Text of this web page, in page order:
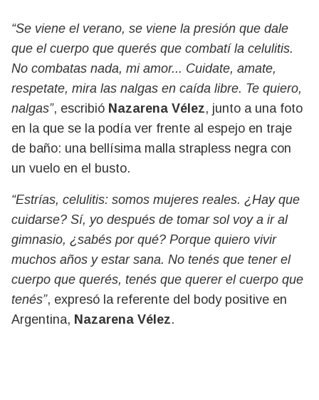
“Se viene el verano, se viene la presión que dale
que el cuerpo que querés que combatí la celulitis.
No combatas nada, mi amor... Cuidate, amate,
respetate, mira las nalgas en caída libre. Te quiero,
nalgas”, escribió Nazarena Vélez, junto a una foto
en la que se la podía ver frente al espejo en traje
de baño: una bellísima malla strapless negra con
un vuelo en el busto.
“Estrías, celulitis: somos mujeres reales. ¿Hay que
cuidarse? Sí, yo después de tomar sol voy a ir al
gimnasio, ¿sabés por qué? Porque quiero vivir
muchos años y estar sana. No tenés que tener el
cuerpo que querés, tenés que querer el cuerpo que
tenés”, expresó la referente del body positive en
Argentina, Nazarena Vélez.